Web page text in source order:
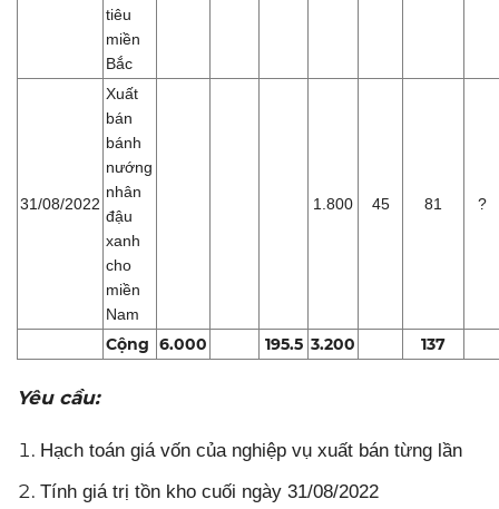
tiêu
miền
Bắc
31/08/2022
Xuất
bán
bánh
nướng
nhân
đậu
xanh
cho
miền
Nam
1.800 45 81 ?
Cộng 6.000 195.5 3.200 137
Yêu cầu:
Hạch toán giá vốn của nghiệp vụ xuất bán từng lần
Tính giá trị tồn kho cuối ngày 31/08/2022